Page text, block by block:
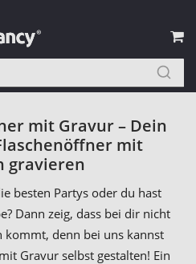
mit Gravur – Dein
mit
gravieren
besten Partys oder du hast
Dann zeig, dass bei dir nicht
kommt, denn bei uns kannst
Gravur selbst gestalten! Ein